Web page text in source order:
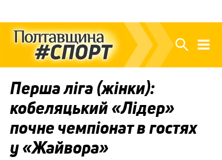
Перша ліга (жінки):
кобеляцький «Лідер»
почне чемпіонат в гостях
у «Жайвора»